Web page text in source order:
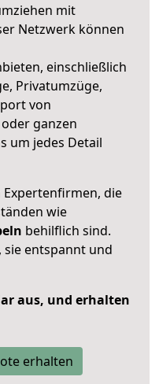
mit
Netzwerk können
einschließlich
Privatumzüge,
von
ganzen
um jedes Detail
die
wie
behilflich sind.
sie entspannt und
aus, und erhalten
erhalten